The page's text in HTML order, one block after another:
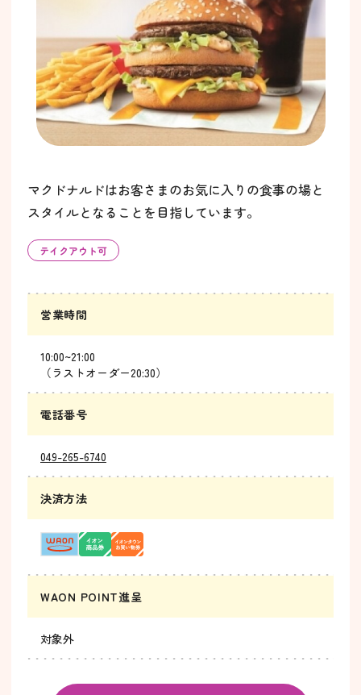
マクドナルドはお客さまのお気に入りの食事の場と
スタイルとなることを目指しています。
テイクアウト可
営業時間
10:00~21:00
（ラストオーダー20:30）
電話番号
049-265-6740
決済方法
WAON POINT進呈
対象外